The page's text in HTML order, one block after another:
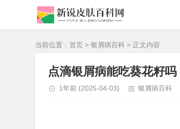
当前位置： 首页 > 银屑病百科 > 正文内容
点滴银屑病能吃葵花籽
1年前 (2025-04-03) 银屑病百科